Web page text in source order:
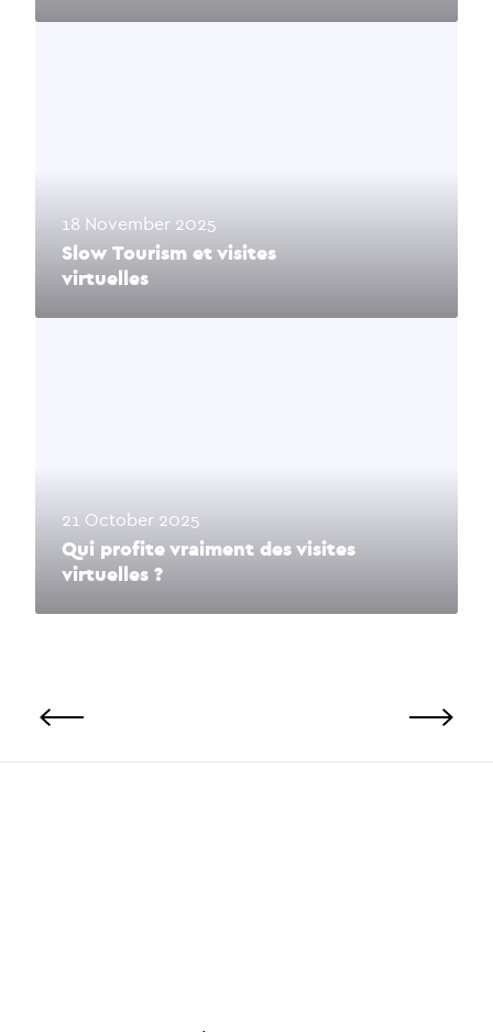
18 November 2025
Slow Tourism et visites
virtuelles
21 October 2025
Qui profite vraiment des visites
virtuelles ?